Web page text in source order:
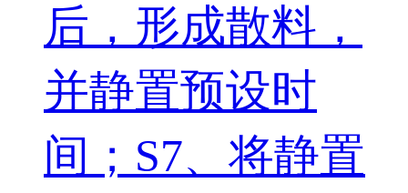
后，形成散料，
并静置预设时
间；S7、将静置